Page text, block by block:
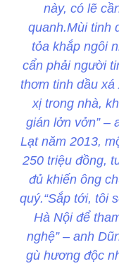
này, có lẽ
quanh.Mùi tinh
tỏa khắp ngôi
cẩn phải người
thơm tinh dầu xá
xị trong nhà,
gián lởn vởn” –
Lạt năm 2013,
250 triệu đồng,
đủ khiến ông
quý.“Sắp tới, tôi
Hà Nội để
nghệ” – anh
gù hương độc